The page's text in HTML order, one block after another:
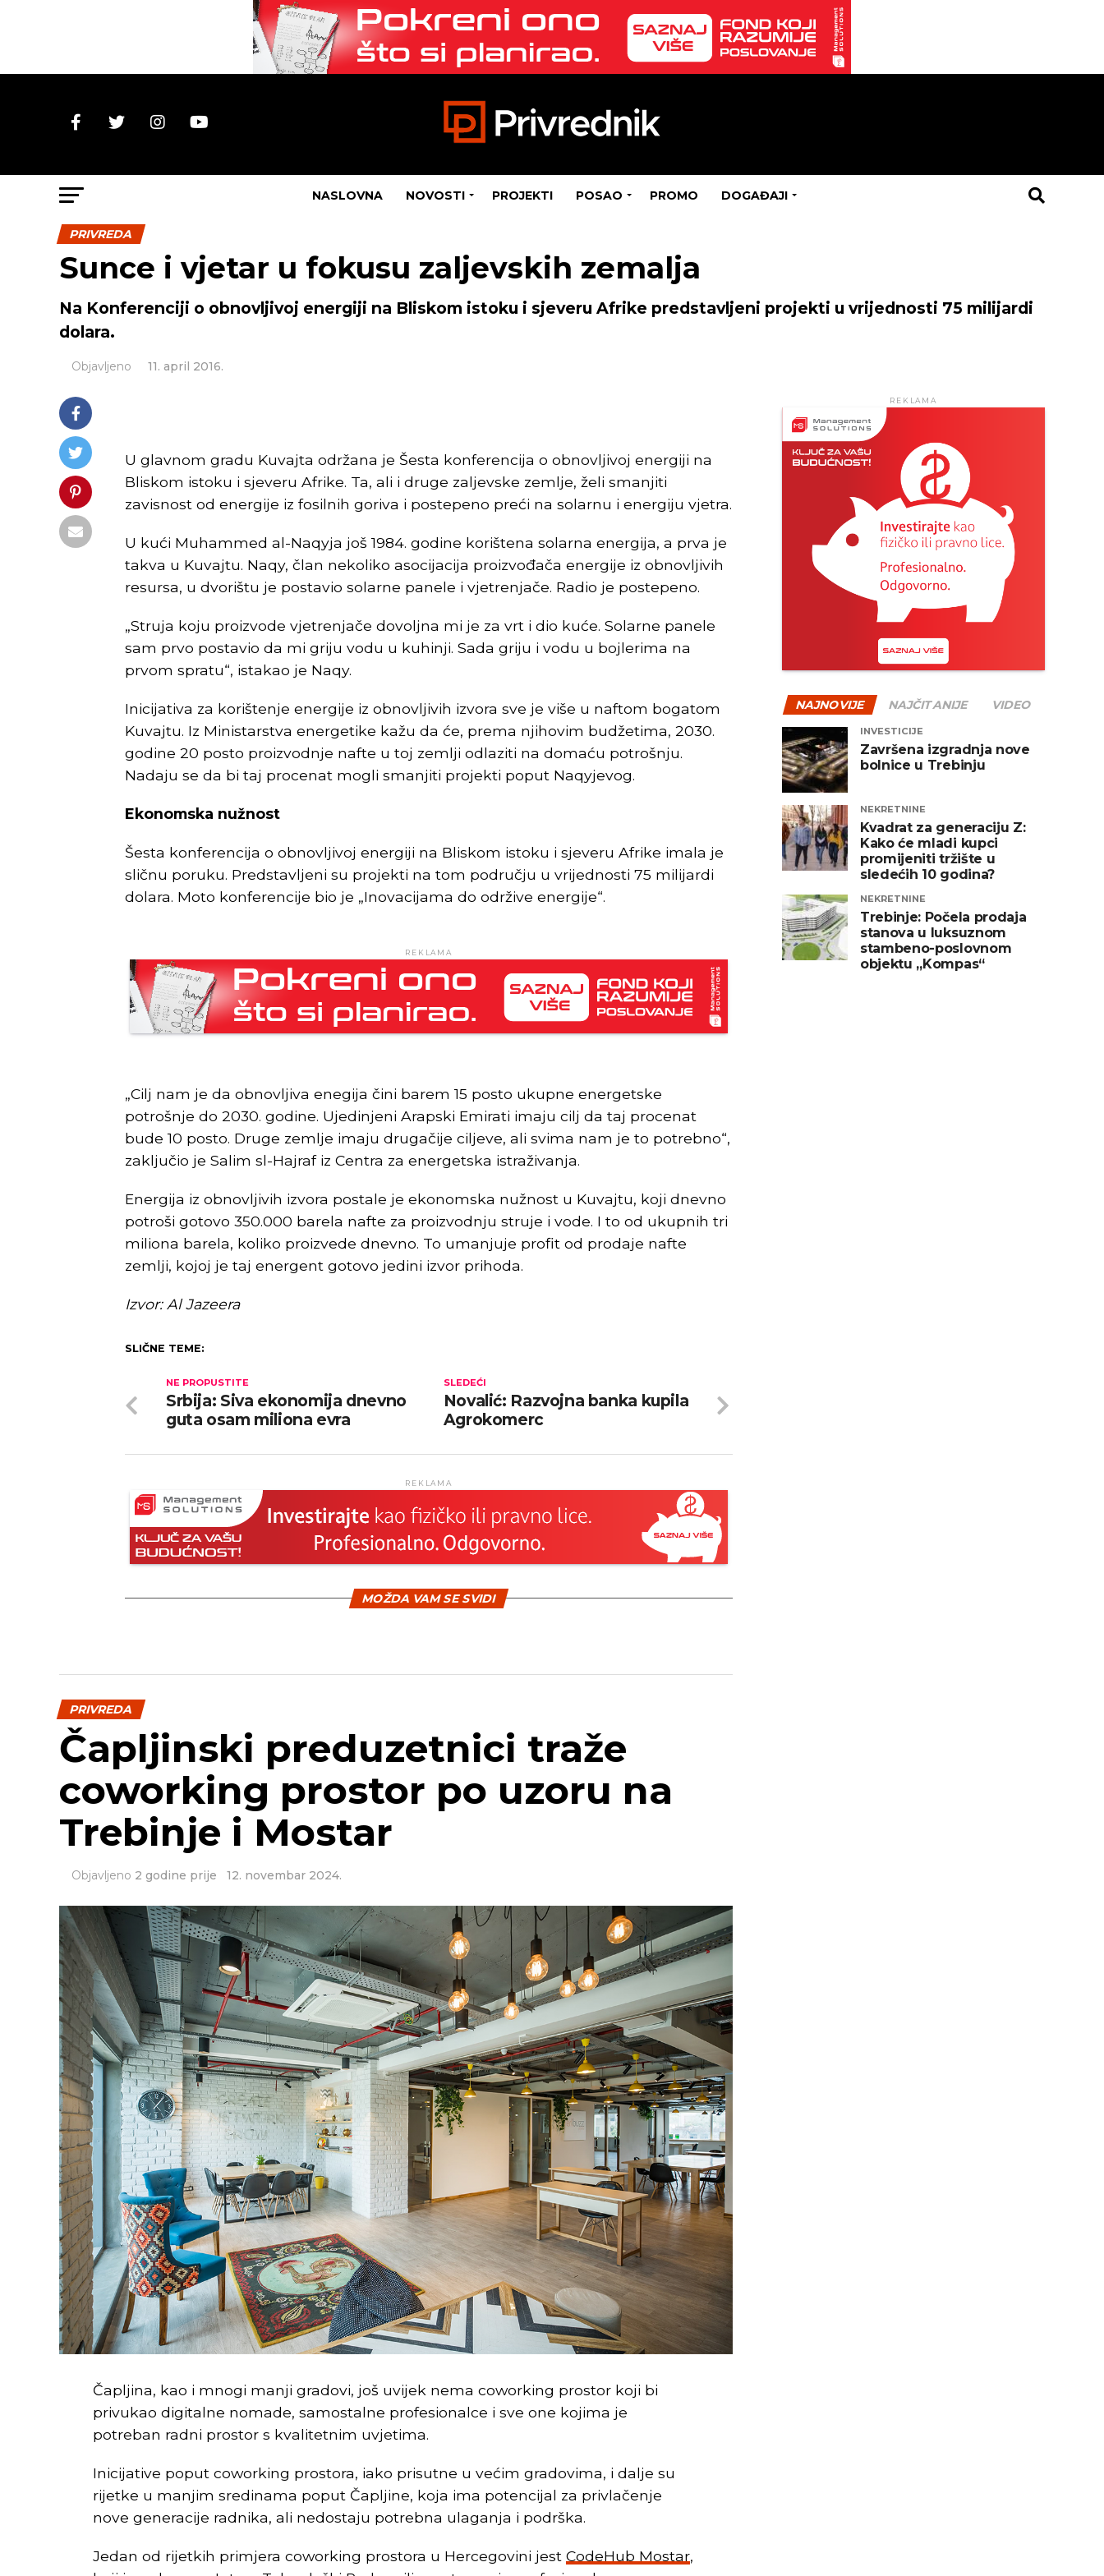
NASLOVNA NOVOSTI PROJEKTI POSAO PROMO DOGAĐAJI
PRIVREDA
Sunce i vjetar u fokusu zaljevskih zemalja
Na Konferenciji o obnovljivoj energiji na Bliskom istoku i sjeveru Afrike predstavljeni projekti u vrijednosti 75 milijardi
dolara.
Objavljeno 11. april 2016.
U glavnom gradu Kuvajta održana je Šesta konferencija o obnovljivoj energiji na
Bliskom istoku i sjeveru Afrike. Ta, ali i druge zaljevske zemlje, želi smanjiti
zavisnost od energije iz fosilnih goriva i postepeno preći na solarnu i energiju vjetra.
U kući Muhammed al-Naqyja još 1984. godine korištena solarna energija, a prva je
takva u Kuvajtu. Naqy, član nekoliko asocijacija proizvođača energije iz obnovljivih
resursa, u dvorištu je postavio solarne panele i vjetrenjače. Radio je postepeno.
„Struja koju proizvode vjetrenjače dovoljna mi je za vrt i dio kuće. Solarne panele
sam prvo postavio da mi griju vodu u kuhinji. Sada griju i vodu u bojlerima na
prvom spratu“, istakao je Naqy.
Inicijativa za korištenje energije iz obnovljivih izvora sve je više u naftom bogatom
Kuvajtu. Iz Ministarstva energetike kažu da će, prema njihovim budžetima, 2030.
godine 20 posto proizvodnje nafte u toj zemlji odlaziti na domaću potrošnju.
Nadaju se da bi taj procenat mogli smanjiti projekti poput Naqyjevog.
Ekonomska nužnost
Šesta konferencija o obnovljivoj energiji na Bliskom istoku i sjeveru Afrike imala je
sličnu poruku. Predstavljeni su projekti na tom području u vrijednosti 75 milijardi
dolara. Moto konferencije bio je „Inovacijama do održive energije“.
REKLAMA
„Cilj nam je da obnovljiva enegija čini barem 15 posto ukupne energetske
potrošnje do 2030. godine. Ujedinjeni Arapski Emirati imaju cilj da taj procenat
bude 10 posto. Druge zemlje imaju drugačije ciljeve, ali svima nam je to potrebno“,
zaključio je Salim sl-Hajraf iz Centra za energetska istraživanja.
Energija iz obnovljivih izvora postale je ekonomska nužnost u Kuvajtu, koji dnevno
potroši gotovo 350.000 barela nafte za proizvodnju struje i vode. I to od ukupnih tri
miliona barela, koliko proizvede dnevno. To umanjuje profit od prodaje nafte
zemlji, kojoj je taj energent gotovo jedini izvor prihoda.
Izvor: Al Jazeera
SLIČNE TEME:
SLEDEĆI
Novalić: Razvojna banka kupila
Agrokomerc
NE PROPUSTITE
Srbija: Siva ekonomija dnevno
guta osam miliona evra
REKLAMA
MOŽDA VAM SE SVIDI
PRIVREDA
Čapljinski preduzetnici traže
coworking prostor po uzoru na
Trebinje i Mostar
Objavljeno 2 godine prije 12. novembar 2024.
Čapljina, kao i mnogi manji gradovi, još uvijek nema coworking prostor koji bi
privukao digitalne nomade, samostalne profesionalce i sve one kojima je
potreban radni prostor s kvalitetnim uvjetima.
Inicijative poput coworking prostora, iako prisutne u većim gradovima, i dalje su
rijetke u manjim sredinama poput Čapljine, koja ima potencijal za privlačenje
nove generacije radnika, ali nedostaju potrebna ulaganja i podrška.
Jedan od rijetkih primjera coworking prostora u Hercegovini jest CodeHub Mostar,
REKLAMA
NAJNOVIJE NAJČITANIJE VIDEO
INVESTICIJE
Završena izgradnja nove
bolnice u Trebinju
NEKRETNINE
Kvadrat za generaciju Z:
Kako će mladi kupci
promijeniti tržište u
sledećih 10 godina?
NEKRETNINE
Trebinje: Počela prodaja
stanova u luksuznom
stambeno-poslovnom
objektu „Kompas“